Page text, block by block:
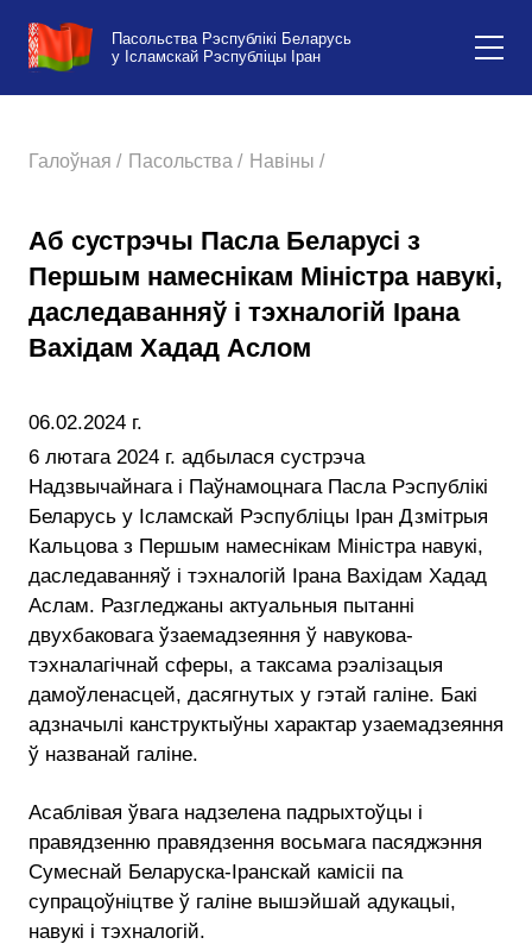
Пасольства Рэспублікі Беларусь
у Ісламскай Рэспубліцы Іран
Галоўная / Пасольства / Навіны /
Аб сустрэчы Пасла Беларусі з
Першым намеснікам Міністра навукі,
даследаванняў і тэхналогій Ірана
Вахідам Хадад Аслом
06.02.2024 г.
6 лютага 2024 г. адбылася сустрэча
Надзвычайнага і Паўнамоцнага Пасла Рэспублікі
Беларусь у Ісламскай Рэспубліцы Іран Дзмітрыя
Кальцова з Першым намеснікам Міністра навукі,
даследаванняў і тэхналогій Ірана Вахідам Хадад
Аслам. Разгледжаны актуальныя пытанні
двухбаковага ўзаемадзеяння ў навукова-
тэхналагічнай сферы, а таксама рэалізацыя
дамоўленасцей, дасягнутых у гэтай галіне. Бакі
адзначылі канструктыўны характар узаемадзеяння
ў названай галіне.
Асаблівая ўвага надзелена падрыхтоўцы і
правядзенню правядзення восьмага пасяджэння
Сумеснай Беларуска-Іранскай камісіі па
супрацоўніцтве ў галіне вышэйшай адукацыі,
навукі і тэхналогій.